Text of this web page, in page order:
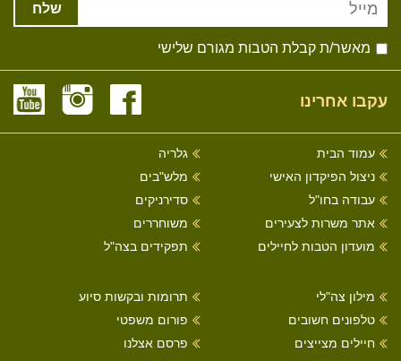
שלח
מאשר/ת קבלת הטבות מגורם שלישי
עקבו אחרינו
עמוד הבית
ניצול הפיקדון האישי
עבודה בחו"ל
אתר משרות לצעירים
מועדון הטבות לחיילים
גלריה
מלש"בים
סדירניקים
משוחררים
תפקידים בצה"ל
מילון צה"לי
טלפונים חשובים
חיילים מצייצים
תרומות ובקשות סיוע
פורום משפטי
פרסם אצלנו